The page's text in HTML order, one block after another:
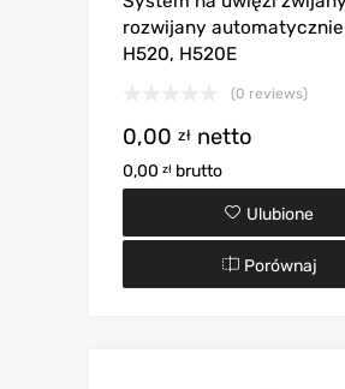
rozwijany automatycznie
H520, H520E
(0 reviews)
0,00 zł netto
0,00 zł brutto
Ulubione
Porównaj